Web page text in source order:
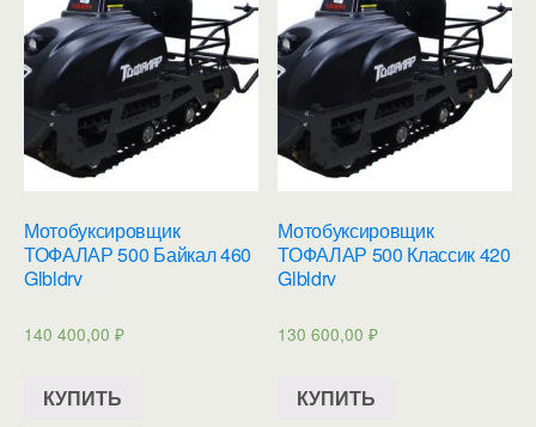
Мотобуксировщик
ТОФАЛАР 500 Байкал 460
Glbldrv
140 400,00 ₽
КУПИТЬ
Мотобуксировщик
ТОФАЛАР 500 Классик 420
Glbldrv
130 600,00₽
КУПИТЬ